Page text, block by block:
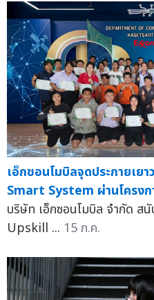
เอ็กซอนโมบิลจุดประกายเย
Smart System ผ่านโครง
บริษัท เอ็กซอนโมบิล จำกัด ส
Upskill ... 15 ก.ค.